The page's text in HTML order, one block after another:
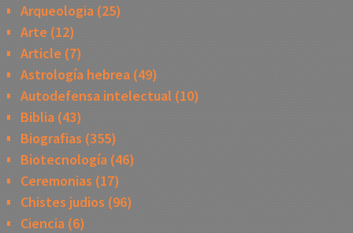
Arqueologia(25)
Arte (12)
Article (7)
Astrología hebrea(49)
Autodefensa intelectual (10)
Biblia(43)
Biografias (355)
Biotecnología(46)
Ceremonias (17)
Chistes judios (96)
Ciencia(6)